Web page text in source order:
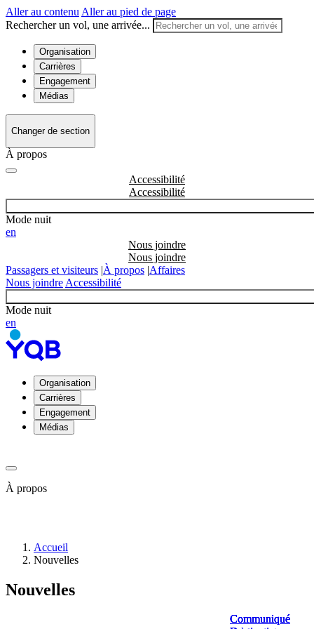
Aller au contenu Aller au pied de page
Rechercher un vol, une arrivée...
Organisation
Carrières
Engagement
Médias
Changer de section
À propos
Accessibilité
Mode nuit
en
Nous joindre
Passagers et visiteurs |À propos |Affaires
Nous joindre Accessibilité
Mode nuit
en
Organisation
Carrières
Engagement
Médias
À propos
propos
de
Direction
et
Accueil
Nouvelles
Nouvelles
Communiqué
Communiqué
Communiqué
Communiqué